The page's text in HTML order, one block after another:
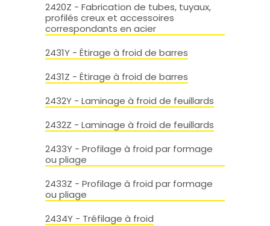
2420Z - Fabrication de tubes, tuyaux,
profilés creux et accessoires
correspondants en acier
2431Y - Étirage à froid de barres
2431Z - Étirage à froid de barres
2432Y - Laminage à froid de feuillards
2432Z - Laminage à froid de feuillards
2433Y - Profilage à froid par formage
ou pliage
2433Z - Profilage à froid par formage
ou pliage
2434Y - Tréfilage à froid